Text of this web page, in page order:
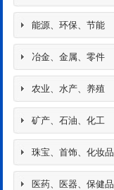
能源、环保、节能
冶金、金属、零件
农业、水产、养殖
矿产、石油、化工
珠宝、首饰、化妆品
医药、医器、保健品